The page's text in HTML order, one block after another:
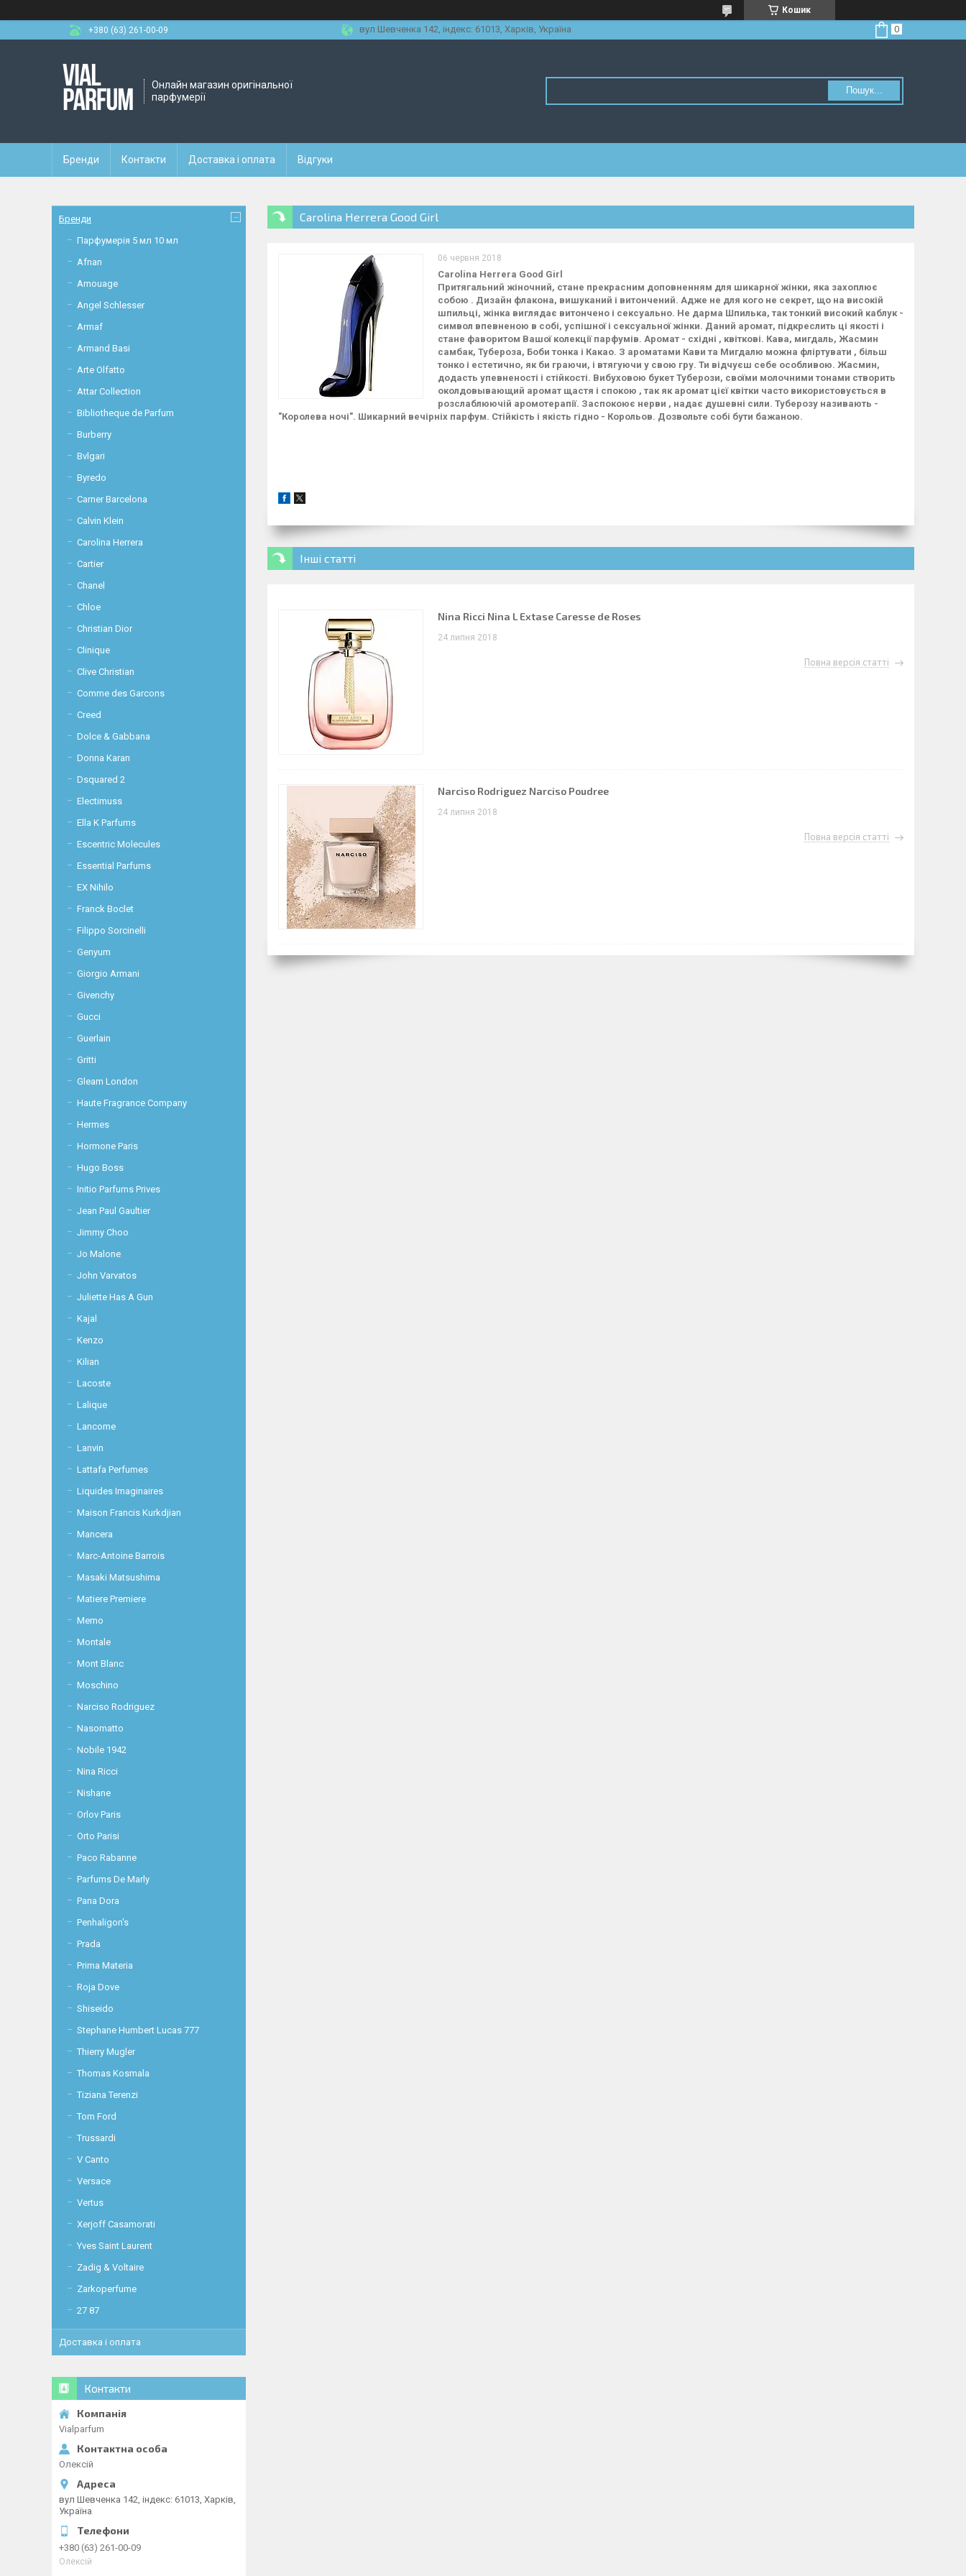
Кошик
+380 (63) 261-00-09
вул Шевченка 142, iндекс: 61013, Харків, Україна
Онлайн магазин оригінальної
парфумерії
Пошук...
Бренди Контакти Доставка і оплата Відгуки
Carolina Herrera Good Girl
06 червня 2018
Carolina Herrera Good Girl
Притягальний жіночний, стане прекрасним доповненням для шикарної жінки, яка захоплює
собою . Дизайн флакона, вишуканий і витончений. Адже не для кого не секрет, що на високій
шпильці, жінка виглядає витончено і сексуально. Не дарма Шпилька, так тонкий високий каблук -
символ впевненою в собі, успішної і сексуальної жінки. Даний аромат, підкреслить ці якості і
стане фаворитом Вашої колекції парфумів. Аромат - східні , квіткові. Кава, мигдаль, Жасмин
самбак, Тубероза, Боби тонка і Какао. З ароматами Кави та Мигдалю можна фліртувати , більш
тонко і естетично, як би граючи, і втягуючи у свою гру. Ти відчуєш себе особливою. Жасмин,
додасть упевненості і стійкості. Вибуховою букет Туберози, своїми молочними тонами створить
околдовывающий аромат щастя і спокою , так як аромат цієї квітки часто використовується в
розслаблюючій аромотерапії. Заспокоює нерви , надає душевні сили. Туберозу називають -
"Королева ночі". Шикарний вечірніх парфум. Стійкість і якість гідно - Корольов. Дозвольте собі бути бажаною.
Інші статті
Nina Ricci Nina L Extase Caresse de Roses
24 липня 2018
Повна версія статті
Narciso Rodriguez Narciso Poudree
24 липня 2018
Повна версія статті
Бренди
Парфумерія 5 мл 10 мл
Afnan
Amouage
Angel Schlesser
Armaf
Armand Basi
Arte Olfatto
Attar Collection
Bibliotheque de Parfum
Burberry
Bvlgari
Byredo
Carner Barcelona
Calvin Klein
Carolina Herrera
Cartier
Chanel
Chloe
Christian Dior
Clinique
Clive Christian
Comme des Garcons
Creed
Dolce & Gabbana
Donna Karan
Dsquared 2
Electimuss
Ella K Parfums
Escentric Molecules
Essential Parfums
EX Nihilo
Franck Boclet
Filippo Sorcinelli
Genyum
Giorgio Armani
Givenchy
Gucci
Guerlain
Gritti
Gleam London
Haute Fragrance Company
Hermes
Hormone Paris
Hugo Boss
Initio Parfums Prives
Jean Paul Gaultier
Jimmy Choo
Jo Malone
John Varvatos
Juliette Has A Gun
Kajal
Kenzo
Kilian
Lacoste
Lalique
Lancome
Lanvin
Lattafa Perfumes
Liquides Imaginaires
Maison Francis Kurkdjian
Mancera
Marc-Antoine Barrois
Masaki Matsushima
Matiere Premiere
Memo
Montale
Mont Blanc
Moschino
Narciso Rodriguez
Nasomatto
Nobile 1942
Nina Ricci
Nishane
Orlov Paris
Orto Parisi
Paco Rabanne
Parfums De Marly
Pana Dora
Penhaligon's
Prada
Prima Materia
Roja Dove
Shiseido
Stephane Humbert Lucas 777
Thierry Mugler
Thomas Kosmala
Tiziana Terenzi
Tom Ford
Trussardi
V Canto
Versace
Vertus
Xerjoff Casamorati
Yves Saint Laurent
Zadig & Voltaire
Zarkoperfume
27 87
Доставка і оплата
Контакти
Vialparfum
Олексій
вул Шевченка 142, iндекс: 61013, Харків,
Україна
+380 (63) 261-00-09
Олексій